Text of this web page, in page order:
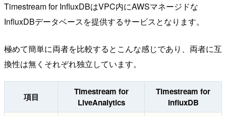
Timestream for InfluxDBはVPC内にAWSマネージドな
InfluxDBデータベースを提供するサービスとなります。
極めて簡単に両者を比較するとこんな感じであり、両者に互
換性は無くそれぞれ独立しています。
項目
Timestream for
LiveAnalytics
Timestream for
InfluxDB